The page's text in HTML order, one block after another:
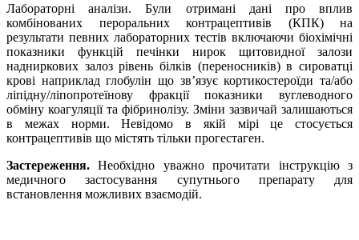
Лабораторні аналізи. Були отримані дані про вплив
комбінованих пероральних контрацептивів (КПК) на
результати певних лабораторних тестів включаючи біохімічні
показники функцій печінки нирок щитовидної залози
надниркових залоз рівень білків (переносників) в сироватці
крові наприклад глобулін що зв’язує кортикостероїди та/або
ліпідну/ліпопротеїнову фракції показники вуглеводного
обміну коагуляції та фібринолізу. Зміни зазвичай залишаються
в межах норми. Невідомо в якій мірі це стосується
контрацептивів що містять тільки прогестаген.
Застереження. Необхідно уважно прочитати інструкцію з
медичного застосування супутнього препарату для
встановлення можливих взаємодій.